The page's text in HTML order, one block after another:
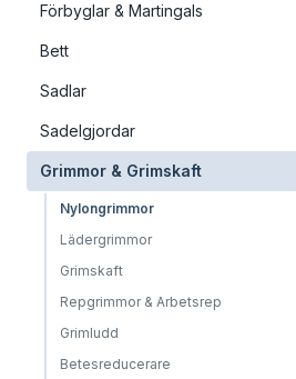
Förbyglar & Martingals
Bett
Sadlar
Sadelgjordar
Grimmor & Grimskaft
Nylongrimmor
Lädergrimmor
Grimskaft
Repgrimmor & Arbetsrep
Grimludd
Betesreducerare